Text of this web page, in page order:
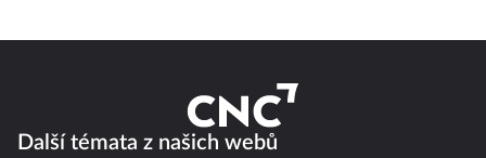
Další témata z našich webů